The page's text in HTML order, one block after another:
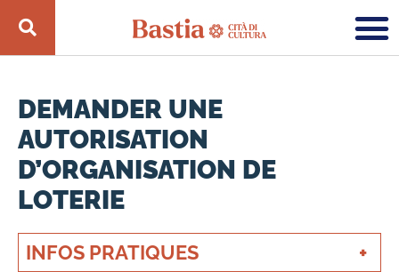
INFOS PRATIQUES
DEMANDER UNE
AUTORISATION
D’ORGANISATION DE
LOTERIE